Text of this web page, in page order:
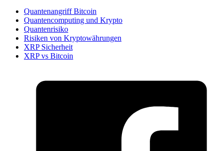
Quantenangriff Bitcoin
Quantencomputing und Krypto
Quantenrisiko
Risiken von Kryptowährungen
XRP Sicherheit
XRP vs Bitcoin